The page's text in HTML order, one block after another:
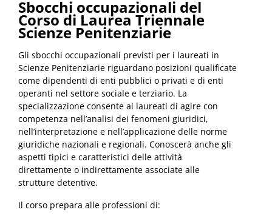
Sbocchi occupazionali del
Corso di Laurea Triennale
Scienze Penitenziarie
Gli sbocchi occupazionali previsti per i laureati in
Scienze Penitenziarie riguardano posizioni qualificate
come dipendenti di enti pubblici o privati ​​e di enti
operanti nel settore sociale e terziario. La
specializzazione consente ai laureati di agire con
competenza nell’analisi dei fenomeni giuridici,
nell’interpretazione e nell’applicazione delle norme
giuridiche nazionali e regionali. Conoscerà anche gli
aspetti tipici e caratteristici delle attività
direttamente o indirettamente associate alle
strutture detentive.
Il corso prepara alle professioni di: